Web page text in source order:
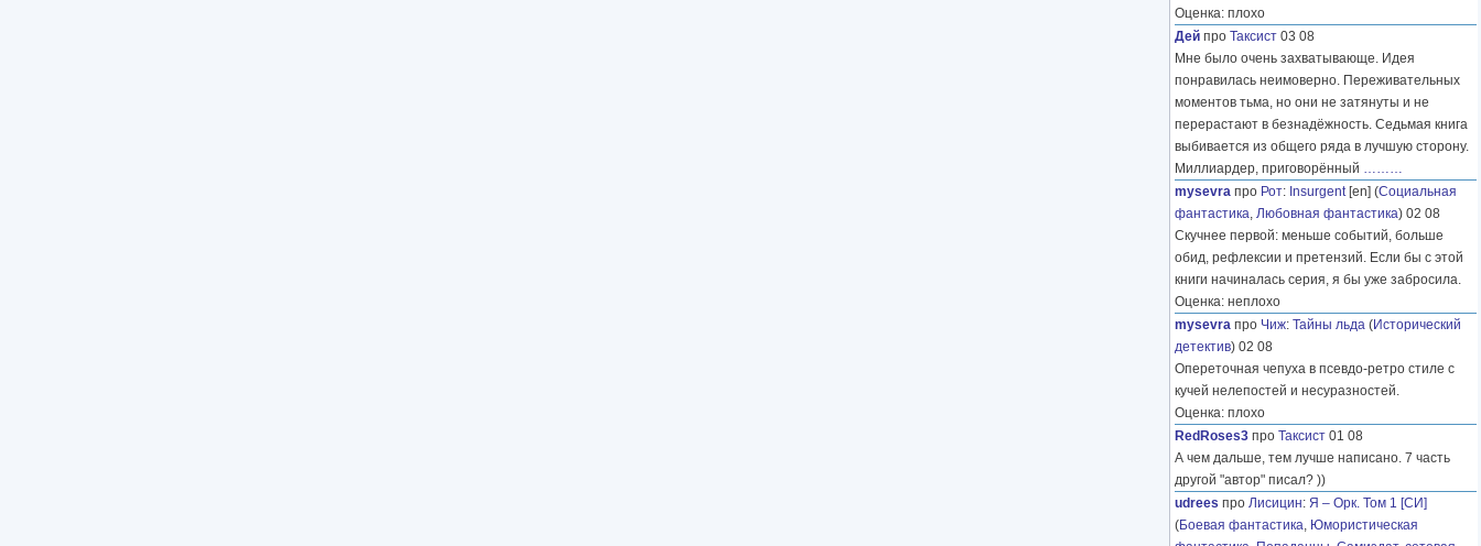
Оценка: плохо
Дей про Таксист 03 08
Мне было очень захватывающе. Идея
понравилась неимоверно. Переживательных
моментов тьма, но они не затянуты и не
перерастают в безнадёжность. Седьмая книга
выбивается из общего ряда в лучшую сторону.
Миллиардер, приговорённый ………
mysevra про Рот: Insurgent[en] (Социальная
фантастика, Любовная фантастика) 02 08
Скучнее первой: меньше событий, больше
обид, рефлексии и претензий. Если бы с этой
книги начиналась серия, я бы уже забросила.
Оценка: неплохо
mysevra про Чиж: Тайны льда (Исторический
детектив) 02 08
Опереточная чепуха в псевдо-ретро стиле с
кучей нелепостей и несуразностей.
Оценка: плохо
RedRoses3 про Таксист 01 08
А чем дальше, тем лучше написано. 7 часть
другой "автор" писал? ))
udrees про Лисицин: Я – Орк. Том 1 [СИ]
(Боевая фантастика, Юмористическая